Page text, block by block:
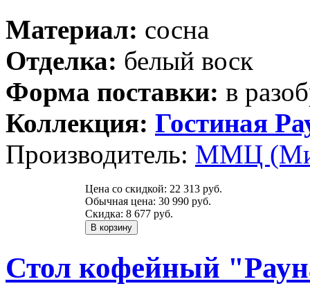
Материал: сосна
Отделка: белый воск
Форма поставки: в
Коллекция: Гостиная
Производитель: ММЦ
Цена со скидкой: 22 313 руб.
Обычная цена: 30 990 руб.
Скидка: 8 677 руб.
Стол кофейный